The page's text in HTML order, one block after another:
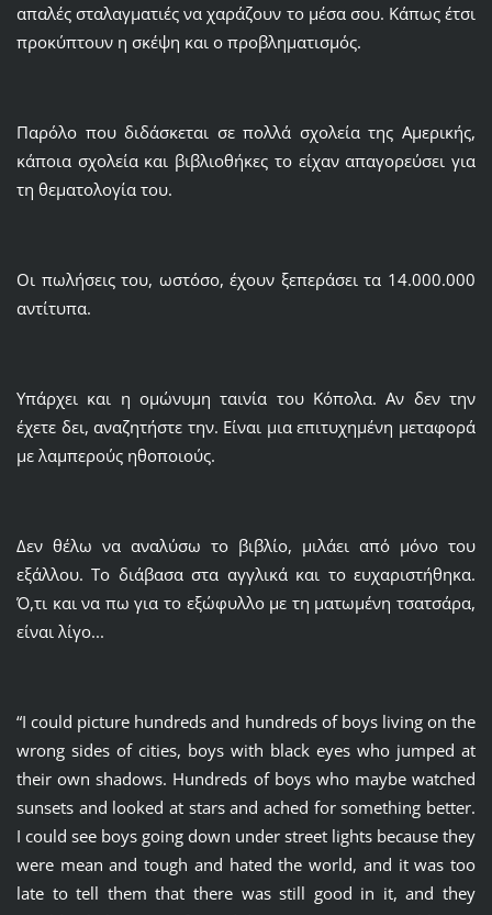
απαλές σταλαγματιές να χαράζουν το μέσα σου. Κάπως έτσι
προκύπτουν η σκέψη και ο προβληματισμός.
Παρόλο που διδάσκεται σε πολλά σχολεία της Αμερικής,
κάποια σχολεία και βιβλιοθήκες το είχαν απαγορεύσει για
τη θεματολογία του.
Οι πωλήσεις του, ωστόσο, έχουν ξεπεράσει τα 14.000.000
αντίτυπα.
Υπάρχει και η ομώνυμη ταινία του Κόπολα. Αν δεν την
έχετε δει, αναζητήστε την. Είναι μια επιτυχημένη μεταφορά
με λαμπερούς ηθοποιούς.
Δεν θέλω να αναλύσω το βιβλίο, μιλάει από μόνο του
εξάλλου. Το διάβασα στα αγγλικά και το ευχαριστήθηκα.
Ό,τι και να πω για το εξώφυλλο με τη ματωμένη τσατσάρα,
είναι λίγο...
“I could picture hundreds and hundreds of boys living on the
wrong sides of cities, boys with black eyes who jumped at
their own shadows. Hundreds of boys who maybe watched
sunsets and looked at stars and ached for something better.
I could see boys going down under street lights because they
were mean and tough and hated the world, and it was too
late to tell them that there was still good in it, and they